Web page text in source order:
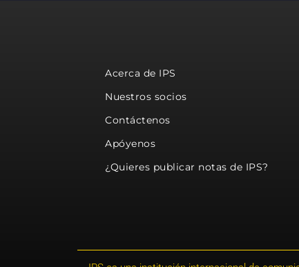
Acerca de IPS
Nuestros socios
Contáctenos
Apóyenos
¿Quieres publicar notas de IPS?